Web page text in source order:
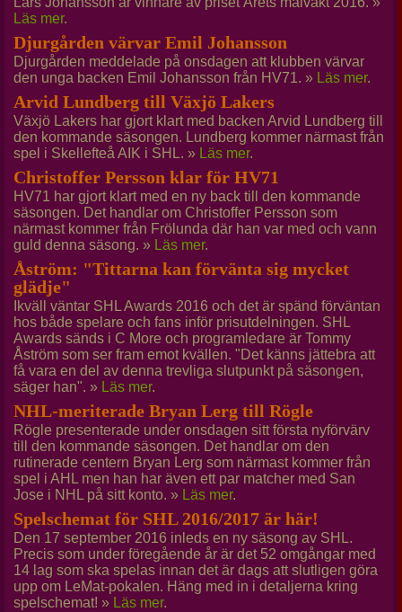
Läs mer.
Djurgården värvar Emil Johansson
Djurgården meddelade på onsdagen att klubben värvar
den unga backen Emil Johansson från HV71. » Läs mer.
Arvid Lundberg till Växjö Lakers
Växjö Lakers har gjort klart med backen Arvid Lundberg till
den kommande säsongen. Lundberg kommer närmast från
spel i Skellefteå AIK i SHL. » Läs mer.
Christoffer Persson klar för HV71
HV71 har gjort klart med en ny back till den kommande
säsongen. Det handlar om Christoffer Persson som
närmast kommer från Frölunda där han var med och vann
guld denna säsong. » Läs mer.
Åström: "Tittarna kan förvänta sig mycket
glädje"
Ikväll väntar SHL Awards 2016 och det är spänd förväntan
hos både spelare och fans inför prisutdelningen. SHL
Awards sänds i C More och programledare är Tommy
Åström som ser fram emot kvällen. "Det känns jättebra att
få vara en del av denna trevliga slutpunkt på säsongen,
säger han". » Läs mer.
NHL-meriterade Bryan Lerg till Rögle
Rögle presenterade under onsdagen sitt första nyförvärv
till den kommande säsongen. Det handlar om den
rutinerade centern Bryan Lerg som närmast kommer från
spel i AHL men han har även ett par matcher med San
Jose i NHL på sitt konto. » Läs mer.
Spelschemat för SHL 2016/2017 är här!
Den 17 september 2016 inleds en ny säsong av SHL.
Precis som under föregående år är det 52 omgångar med
14 lag som ska spelas innan det är dags att slutligen göra
upp om LeMat-pokalen. Häng med in i detaljerna kring
spelschemat! » Läs mer.